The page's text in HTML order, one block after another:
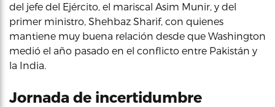
del jefe del Ejército, el mariscal Asim Munir, y del
primer ministro, Shehbaz Sharif, con quienes
mantiene muy buena relación desde que Washington
medió el año pasado en el conflicto entre Pakistán y
la India.
Jornada de incertidumbre